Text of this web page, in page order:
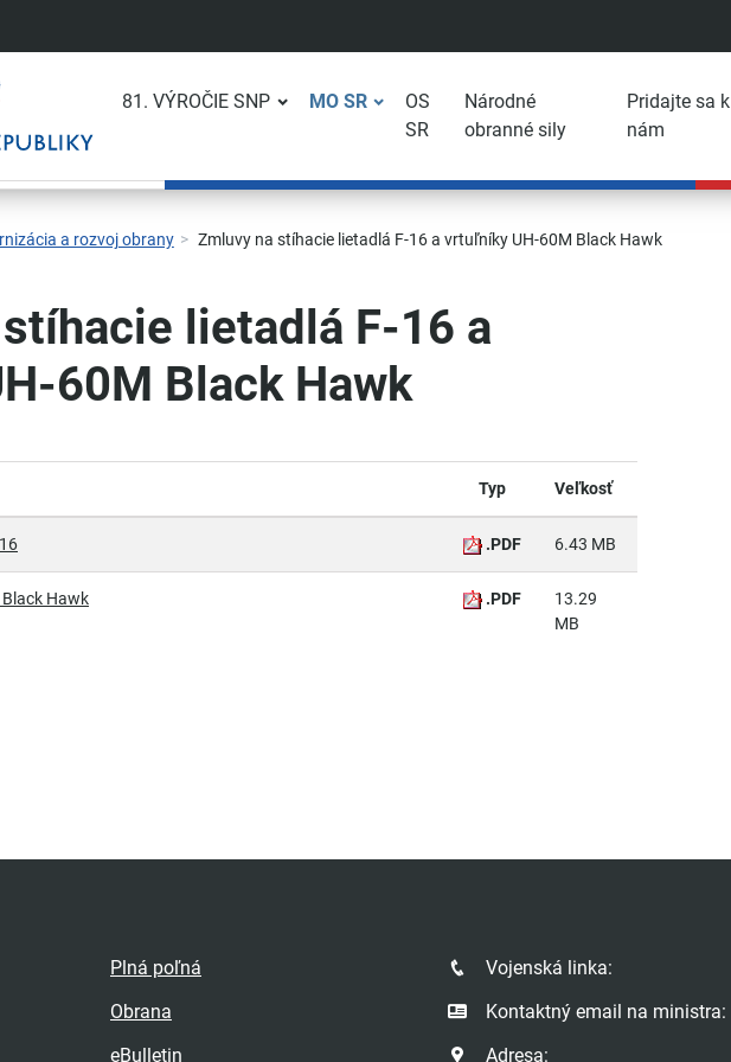
81. VÝROČIE SNP MO SR
OS
SR
Národné
obranné sily
Pridajte sa k
nám
a rozvoj obrany Zmluvy na stíhacie lietadlá F-16 a vrtuľníky UH-60M Black Hawk
lietadlá F-16 a
60M Black Hawk
Typ Veľkosť
.PDF 6.43 MB
Hawk .PDF
13.29
MB
Plná poľná
Obrana
eBulletin
Vojenská linka:
Kontaktný email na ministra:
Adresa: